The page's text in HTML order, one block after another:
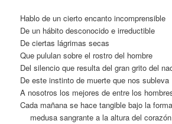
Hablo de un cierto encanto incomprensible
De un hábito desconocido e irreductible
De ciertas lágrimas secas
Que pululan sobre el rostro del hombre
Del silencio que resulta del gran grito del
De este instinto de muerte que nos subleva
A nosotros los mejores de entre los
Cada mañana se hace tangible bajo la
medusa sangrante a la altura del corazón